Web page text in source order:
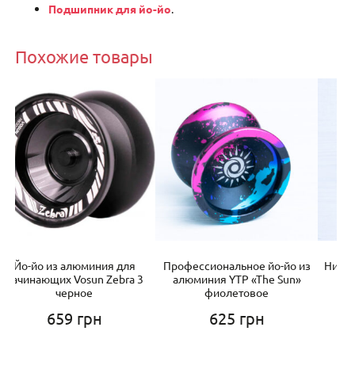
Подшипник для йо-йо.
Похожие товары
Профессиональное йо-йо из
алюминия YTP «The Sun»
фиолетовое
625грн
Нитки для йо-йо цветные (10
шт.)